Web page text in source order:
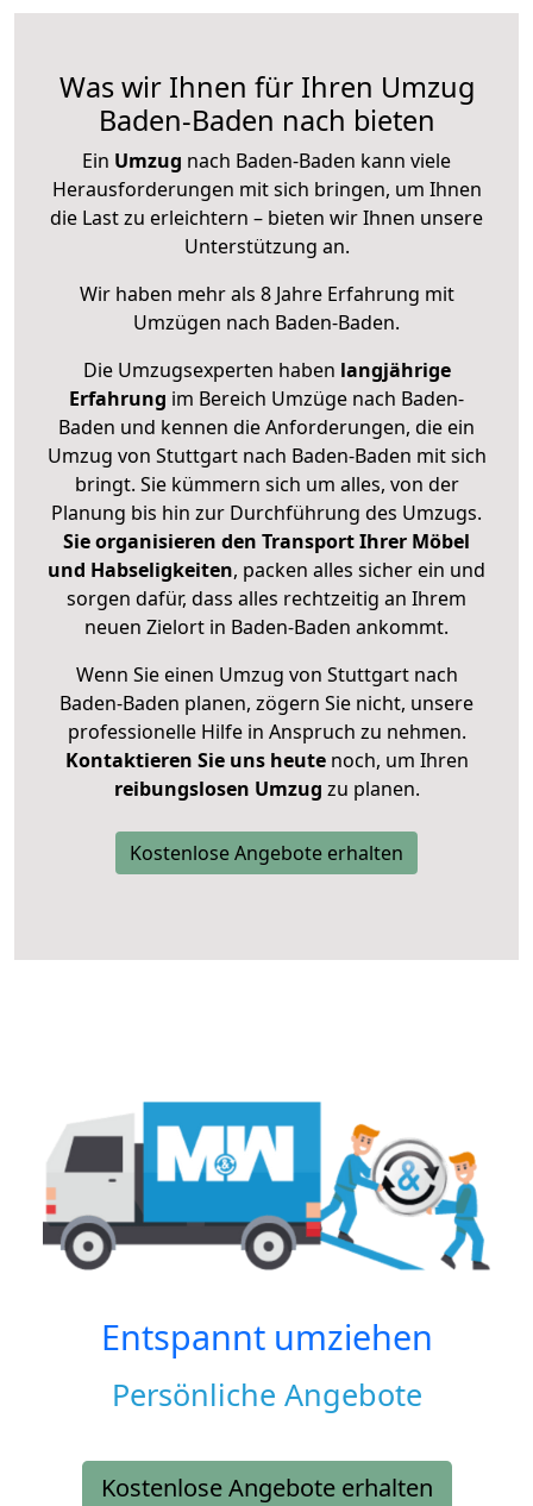
Was wir Ihnen für Ihren Umzug
Baden-Baden nach bieten
Ein Umzug nach Baden-Baden kann viele
Herausforderungen mit sich bringen, um Ihnen
die Last zu erleichtern – bieten wir Ihnen unsere
Unterstützung an.
Wir haben mehr als 8 Jahre Erfahrung mit
Umzügen nach Baden-Baden.
Die Umzugsexperten haben langjährige
Erfahrung im Bereich Umzüge nach Baden-
Baden und kennen die Anforderungen, die ein
Umzug von Stuttgart nach Baden-Baden mit sich
bringt. Sie kümmern sich um alles, von der
Planung bis hin zur Durchführung des Umzugs.
Sie organisieren den Transport Ihrer Möbel
und Habseligkeiten, packen alles sicher ein und
sorgen dafür, dass alles rechtzeitig an Ihrem
neuen Zielort in Baden-Baden ankommt.
Wenn Sie einen Umzug von Stuttgart nach
Baden-Baden planen, zögern Sie nicht, unsere
professionelle Hilfe in Anspruch zu nehmen.
Kontaktieren Sie uns heutenoch, um Ihren
reibungslosen Umzug zu planen.
Kostenlose Angebote erhalten
Entspannt umziehen
Persönliche Angebote
Kostenlose Angebote erhalten